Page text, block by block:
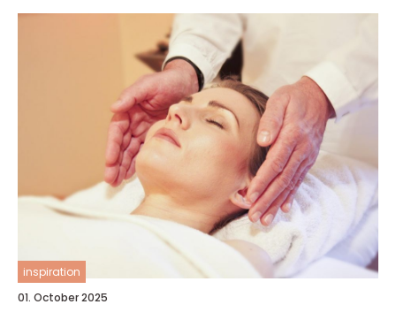
inspiration
01. October 2025